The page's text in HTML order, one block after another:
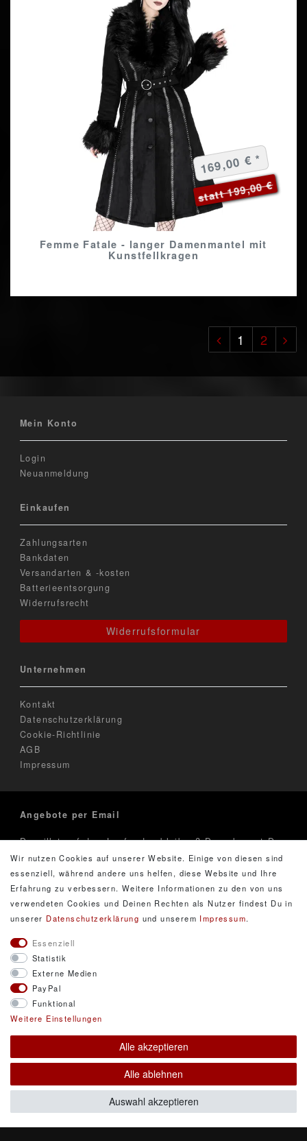
Femme Fatale - langer Damenmantel mit
Kunstfellkragen
statt 199,00 €
169,00 € *
1 2
Mein Konto
Login
Neuanmeldung
Einkaufen
Zahlungsarten
Bankdaten
Versandarten & -kosten
Batterieentsorgung
Widerrufsrecht
Widerrufsformular
Unternehmen
Kontakt
Datenschutzerklärung
Cookie-Richtlinie
AGB
Impressum
Angebote per Email
Du willst auf dem Laufenden bleiben? Dann kannst Du
Dich hier für den Newsletter anmelden. Über Dein
Kundenkonto kannt Du ihn jederzeit wieder
abbestellen...
Newsletter
Honig
Hiermit bestätige ich, dass ich die
gelesen habe. Meine Einwilligung kann ich jederzeit
widerrufen.**
** Hierbei handelt es sich um ein Pflichtfeld.
© Copyright 2026 DarXity GbR. Gestaltung, Design
und Style durch DarXity GbR. Alle Rechte
vorbehalten.
Wir nutzen Cookies auf unserer Website. Einige von diesen sind
essenziell, während andere uns helfen, diese Website und Ihre
Erfahrung zu verbessern. Weitere Informationen zu den von uns
verwendeten Cookies und Deinen Rechten als Nutzer findest Du in
unserer Daten­schutz­erklärung und unserem Impressum.
Essenziell
Statistik
Externe Medien
PayPal
Funktional
Weitere Einstellungen
Alle akzeptieren
Alle ablehnen
Auswahl akzeptieren